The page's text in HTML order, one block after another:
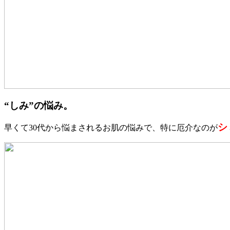
“しみ”の悩み。
早くて30代から悩まされるお肌の悩みで、特に厄介なのが